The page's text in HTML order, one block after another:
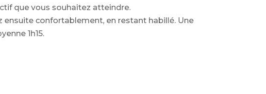
que vous souhaitez atteindre.
ensuite confortablement, en restant habillé. Une
1h15.